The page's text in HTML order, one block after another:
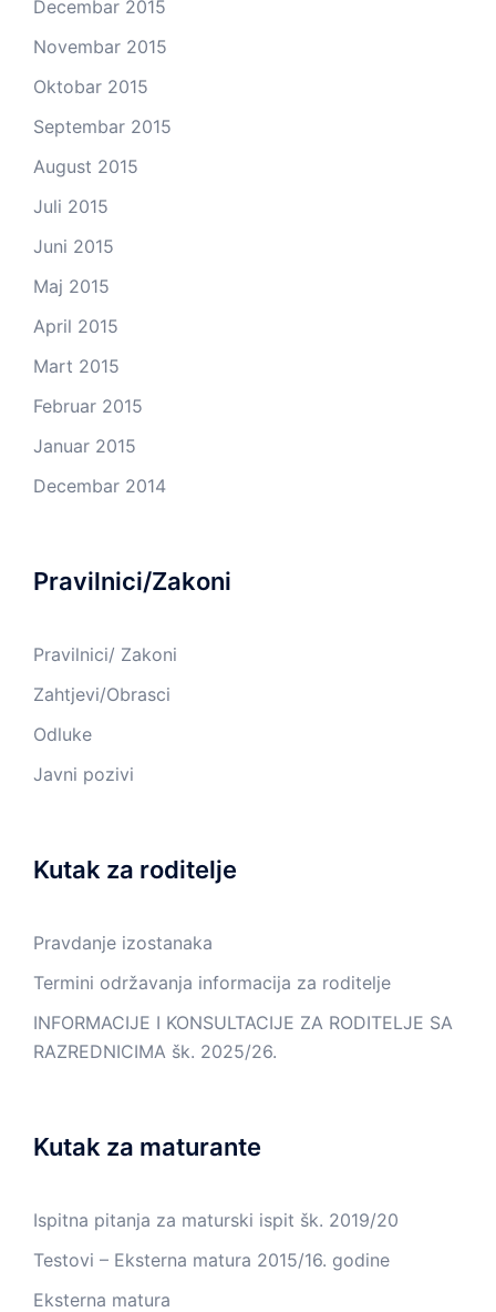
Decembar 2015
Novembar 2015
Oktobar 2015
Septembar 2015
August 2015
Juli 2015
Juni 2015
Maj 2015
April 2015
Mart 2015
Februar 2015
Januar 2015
Decembar 2014
Pravilnici/Zakoni
Pravilnici/ Zakoni
Zahtjevi/Obrasci
Odluke
Javni pozivi
Kutak za roditelje
Pravdanje izostanaka
Termini održavanja informacija za roditelje
INFORMACIJE I KONSULTACIJE ZA RODITELJE SA
RAZREDNICIMA šk. 2025/26.
Kutak za maturante
Ispitna pitanja za maturski ispit šk. 2019/20
Testovi – Eksterna matura 2015/16. godine
Eksterna matura